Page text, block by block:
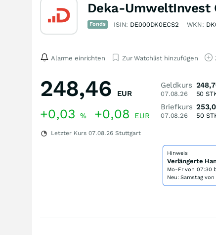
Deka-UmweltInvest
Fonds ISIN: DE000DK0ECS2 WKN:
Alarme einrichten Zur Watchlist hinzufügen
248,46 EUR
+0,03 % +0,08 EUR
Letzter Kurs 07.08.26 Stuttgart
Geldkurs
07.08.26 50
Briefkurs
07.08.26 50
Hinweis
Verlängerte
Mo-Fr von 07:30
Neu: Samstag